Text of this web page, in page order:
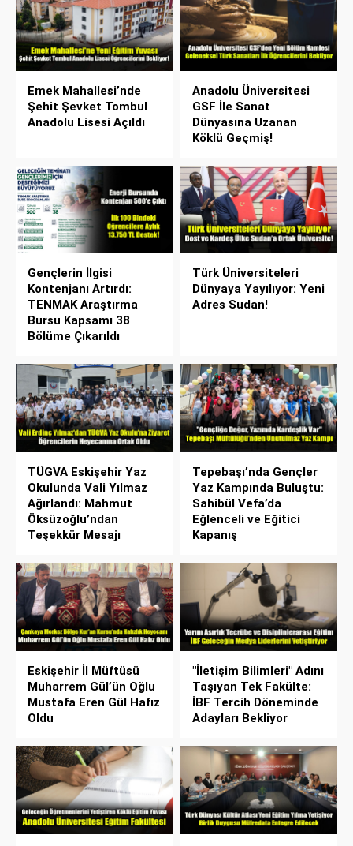
Emek Mahallesi’nde
Şehit Şevket Tombul
Anadolu Lisesi Açıldı
Anadolu Üniversitesi
GSF İle Sanat
Dünyasına Uzanan
Köklü Geçmiş!
Gençlerin İlgisi
Kontenjanı Artırdı:
TENMAK Araştırma
Bursu Kapsamı 38
Bölüme Çıkarıldı
Türk Üniversiteleri
Dünyaya Yayılıyor: Yeni
Adres Sudan!
TÜGVA Eskişehir Yaz
Okulunda Vali Yılmaz
Ağırlandı: Mahmut
Öksüzoğlu’ndan
Teşekkür Mesajı
Tepebaşı’nda Gençler
Yaz Kampında Buluştu:
Sahibül Vefa’da
Eğlenceli ve Eğitici
Kapanış
Eskişehir İl Müftüsü
Muharrem Gül’ün Oğlu
Mustafa Eren Gül Hafız
Oldu
"İletişim Bilimleri" Adını
Taşıyan Tek Fakülte:
İBF Tercih Döneminde
Adayları Bekliyor